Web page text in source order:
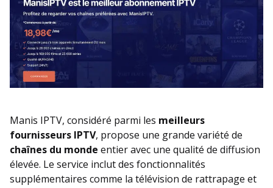
Manis IPTV, considéré parmi les meilleurs
fournisseurs IPTV, propose une grande variété de
chaînes du monde entier avec une qualité de diffusion
élevée. Le service inclut des fonctionnalités
supplémentaires comme la télévision de rattrapage et